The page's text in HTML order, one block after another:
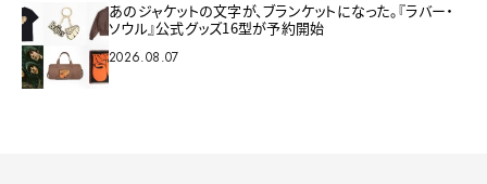
あのジャケットの文字が、ブランケットになった。『ラバー・
ソウル』公式グッズ16型が予約開始
2026.08.07